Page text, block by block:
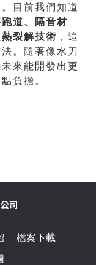
目前我們知道
道、隔音材
裂解技術 ，這
。隨著像水刀
來能開發出更
負擔。
檔案下載